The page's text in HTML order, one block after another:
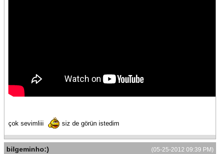
çok sevimliii siz de görün istedim
(05-25-2012 09:39 PM)
bilgeminho:)